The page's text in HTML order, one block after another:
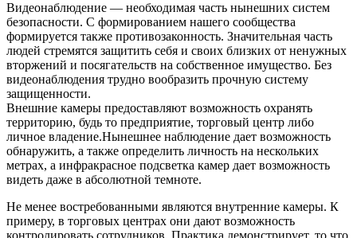
Видеонаблюдение — необходимая часть нынешних систем
безопасности. С формированием нашего сообщества
формируется также противозаконность. Значительная часть
людей стремятся защитить себя и своих близких от ненужных
вторжений и посягательств на собственное имущество. Без
видеонаблюдения трудно вообразить прочную систему
защищенности.
Внешние камеры предоставляют возможность охранять
территорию, будь то предприятие, торговый центр либо
личное владение.Нынешнее наблюдение дает возможность
обнаружить, а также определить личность на нескольких
метрах, а инфракрасное подсветка камер дает возможность
видеть даже в абсолютной темноте.
Не менее востребованными являются внутренние камеры. К
примеру, в торговых центрах они дают возможность